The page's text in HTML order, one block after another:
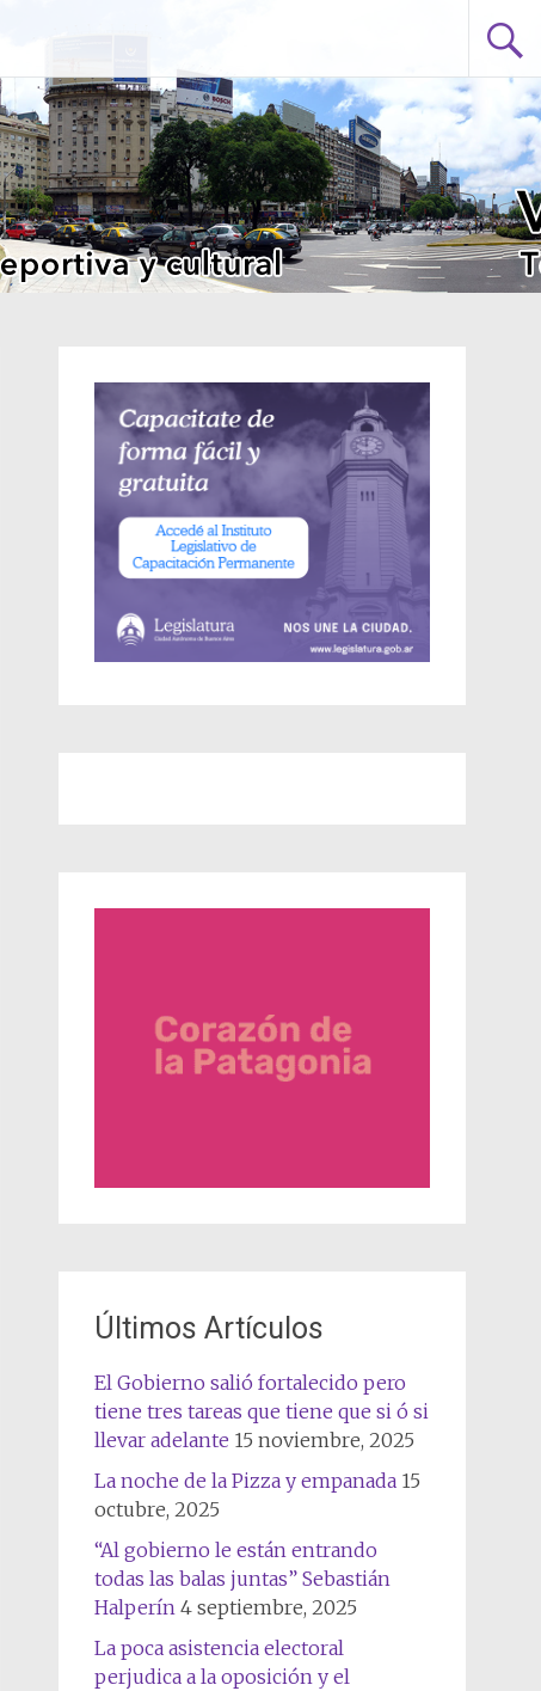
Últimos Artículos
El Gobierno salió fortalecido pero
tiene tres tareas que tiene que si ó si
llevar adelante 15 noviembre, 2025
La noche de la Pizza y empanada 15
octubre, 2025
“Al gobierno le están entrando
todas las balas juntas” Sebastián
Halperín 4 septiembre, 2025
La poca asistencia electoral
perjudica a la oposición y el